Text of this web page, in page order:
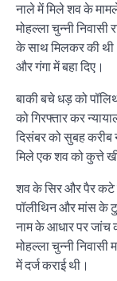
नाले में मिले शव के
मोहल्ला चुन्नी
के साथ मिलकर की
और गंगा में बहा दिए।
बाकी बचे धड़ को
को गिरफ्तार कर
दिसंबर को सुबह करीब
मिले एक शव को कुत्ते
शव के सिर और पैर कटे
पॉलीथिन और मांस के
नाम के आधार पर जांच
मोहल्ला चुन्नी
में दर्ज कराई थी।